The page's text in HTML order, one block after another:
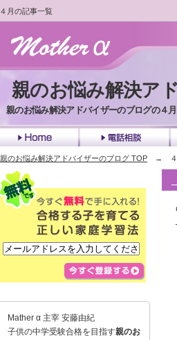
４月の記事一覧
親のお悩み解決アドバイザーのブログ TOP → ４
Mather α 主宰 安藤由紀
子供の中学受験合格を目指す親のお
親のお悩み解決ア
親のお悩み解決アドバイザーのブログの４
top